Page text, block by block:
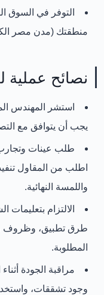
التوفر في السوق
منطقتك (مدن مصر
نصائح عملية
استشر المهندس
يجب أن يتوافق مع
طلب عينات
واللمسة النهائية.
الالتزام بتعليمات
طرق تطبيق، وظروف
المطلوبة.
مراقبة الجودة أثناء
وجود تشققات،